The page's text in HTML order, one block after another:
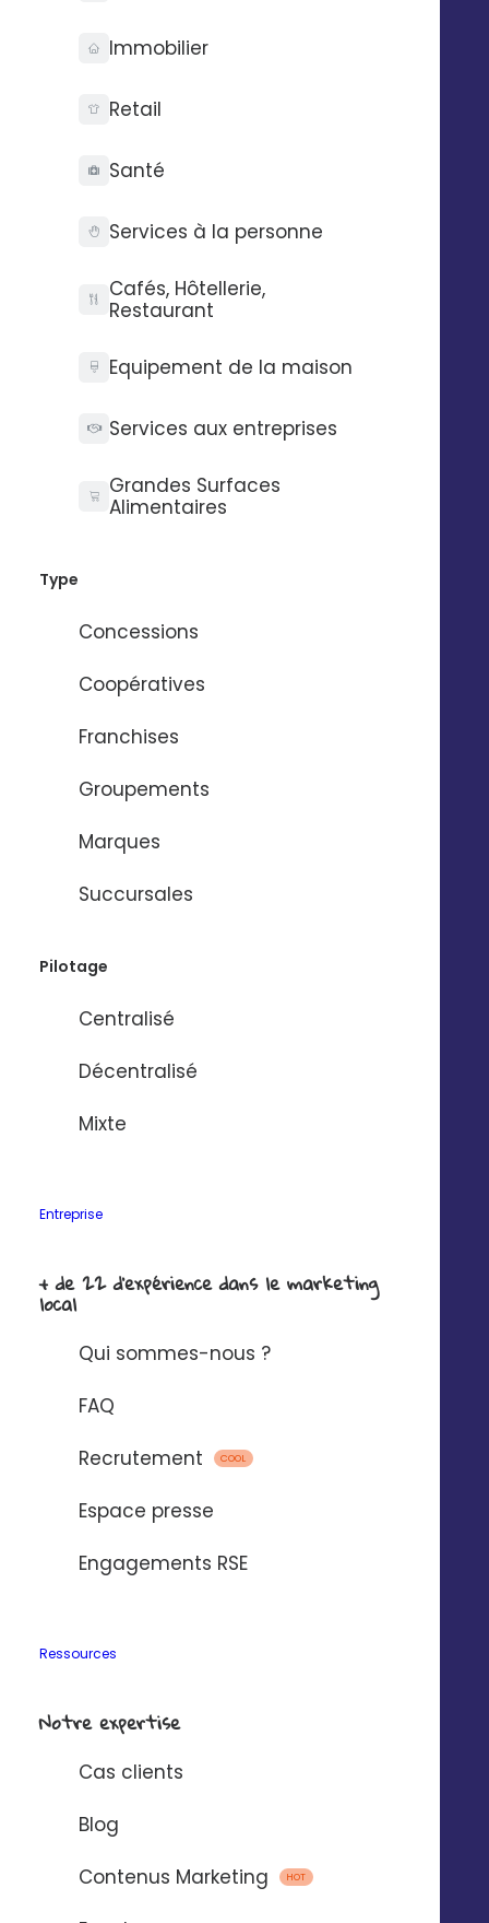
Immobilier
Retail
Santé
Services à la personne
Cafés, Hôtellerie,
Restaurant
Equipement de la maison
Services aux entreprises
Grandes Surfaces
Alimentaires
Type
Concessions
Coopératives
Franchises
Groupements
Marques
Succursales
Pilotage
Centralisé
Décentralisé
Mixte
Entreprise
+ de 22 d'expérience dans le marketing
local
Qui sommes-nous ?
FAQ
Recrutement
COOL
Espace presse
Engagements RSE
Ressources
Notre expertise
Cas clients
Blog
Contenus Marketing
HOT